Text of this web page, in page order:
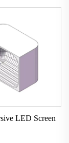
LED Screen